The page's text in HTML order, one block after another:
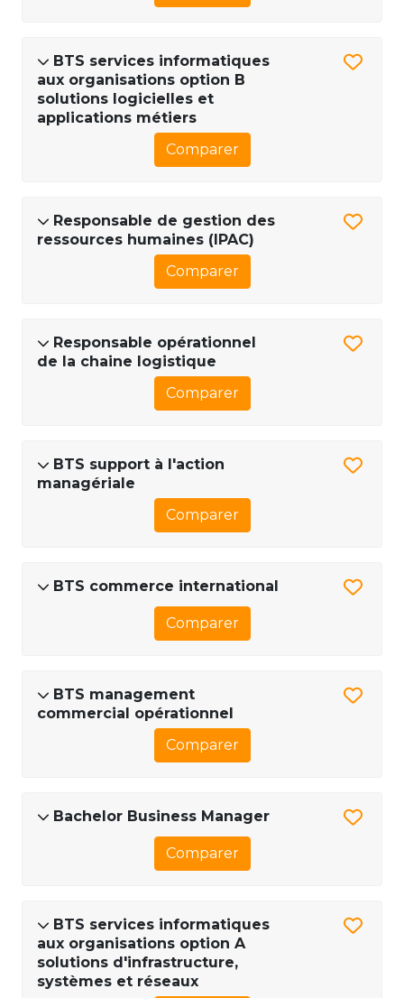
BTS services informatiques
aux organisations option B
solutions logicielles et
applications métiers
Comparer
Responsable de gestion des
ressources humaines (IPAC)
Comparer
Responsable opérationnel
de la chaine logistique
Comparer
BTS support à l'action
managériale
Comparer
BTS commerce international
Comparer
BTS management
commercial opérationnel
Comparer
Bachelor Business Manager
Comparer
BTS services informatiques
aux organisations option A
solutions d'infrastructure,
systèmes et réseaux